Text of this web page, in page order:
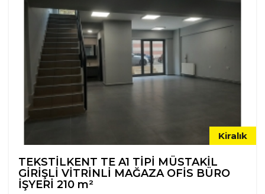
Kiralık
TEKSTİLKENT TE A1 TİPİ MÜSTAKİL
GİRİŞLİ VİTRİNLİ MAĞAZA OFİS BÜRO
İŞYERİ 210 m²